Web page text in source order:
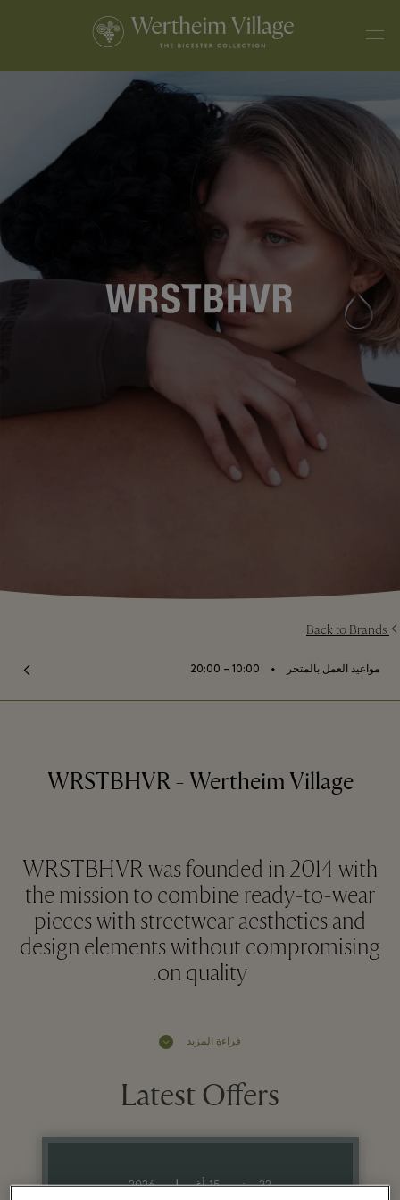
Back to Brands
مواعيد العمل بالمتجر ⬩
10:00 – 20:00
WRSTBHVR - Wertheim Village
WRSTBHVR was founded in 2014 with
the mission to combine ready-to-wear
pieces with streetwear aesthetics and
design elements without compromising
on quality.
قراءة المزيد
Latest Offers
22 يونيو - 15 أغسطس 2026